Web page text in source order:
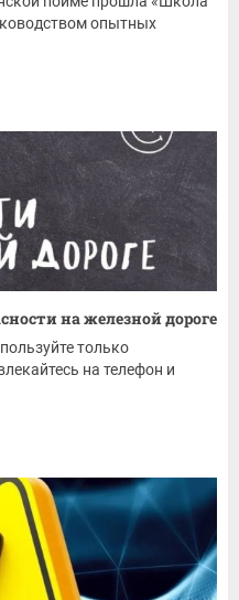
опытных
на железной дороге
только
на телефон и